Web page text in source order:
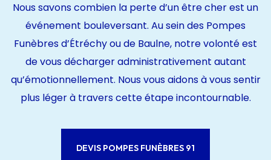
Nous savons combien la perte d’un être cher est un
événement bouleversant. Au sein des Pompes
Funèbres d’Étréchy ou de Baulne, notre volonté est
de vous décharger administrativement autant
qu’émotionnellement. Nous vous aidons à vous sentir
plus léger à travers cette étape incontournable.
DEVIS POMPES FUNÈBRES 91